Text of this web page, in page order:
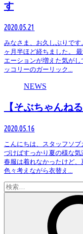
す
2020.05.21
みなさま、お久しぶりで
ヶ月半ほど経ちました。
エーションが増えた気が
ッコリーのガーリック...
NEWS
【そぶちゃんね
2020.05.16
こんにちは、スタッフソ
づけばすっかり夏の様な
春服は着れなかったけど
色々考えながら衣替え...
検
索: